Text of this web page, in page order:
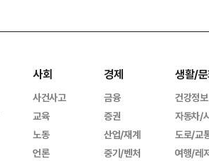
사회
사건사고
교육
노동
언론
경제
금융
증권
산업/재계
중기/벤처
생활/
건강정보
자동차/
도로/교
여행/레